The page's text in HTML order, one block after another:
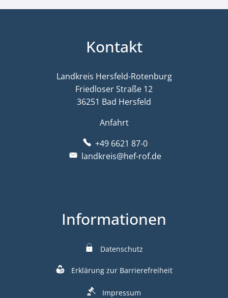
Kontakt
Landkreis Hersfeld-Rotenburg
Friedloser Straße 12
36251 Bad Hersfeld
Anfahrt
+49 6621 87-0
landkreis@hef-rof.de
Informationen
Datenschutz
Erklärung zur Barrierefreiheit
Impressum